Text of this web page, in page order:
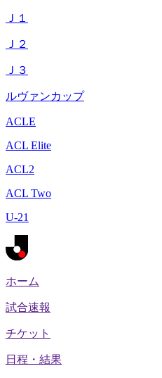
Ｊ１
Ｊ２
Ｊ３
ルヴァンカップ
ACLE
ACL Elite
ACL2
ACL Two
U-21
ホーム
試合速報
チケット
日程・結果